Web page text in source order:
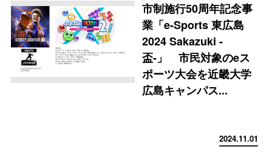
市制施行50周年記念事
業「e-Sports 東広島
2024 Sakazuki -
盃-」 市民対象のeス
ポーツ大会を近畿大学
広島キャンパス...
2024.11.01